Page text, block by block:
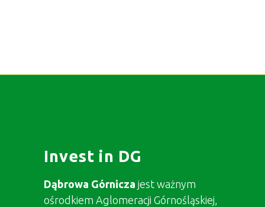
Invest in DG
Dąbrowa Górnicza jest ważnym
ośrodkiem Aglomeracji Górnośląskiej,